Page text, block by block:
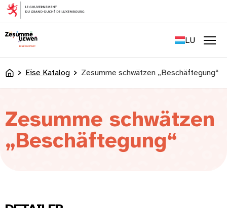
content
LU
DE
AccueilEise Katalog Zesumme schwätzen „Beschäftegung“
Zesumme schwätzen
„Beschäftegung“